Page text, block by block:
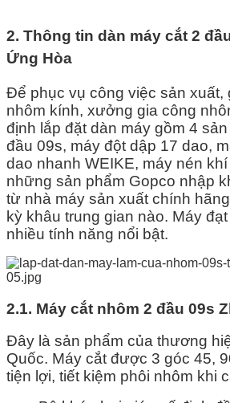
2. Thông tin dàn máy cắt 2
Ứng Hòa
Để phục vụ công việc sản xuất,
nhôm kính, xưởng gia công
định lắp đặt dàn máy gồm 4
đầu 09s, máy đột dập 17 dao,
dao nhanh WEIKE, máy nén
những sản phẩm Gopco nhập
từ nhà máy sản xuất chính
kỳ khâu trung gian nào. Máy
nhiều tính năng nổi bật.
2.1. Máy cắt nhôm 2 đầu 09s
Đây là sản phẩm của thương
Quốc. Máy cắt được 3 góc 45,
tiện lợi, tiết kiệm phôi nhôm khi